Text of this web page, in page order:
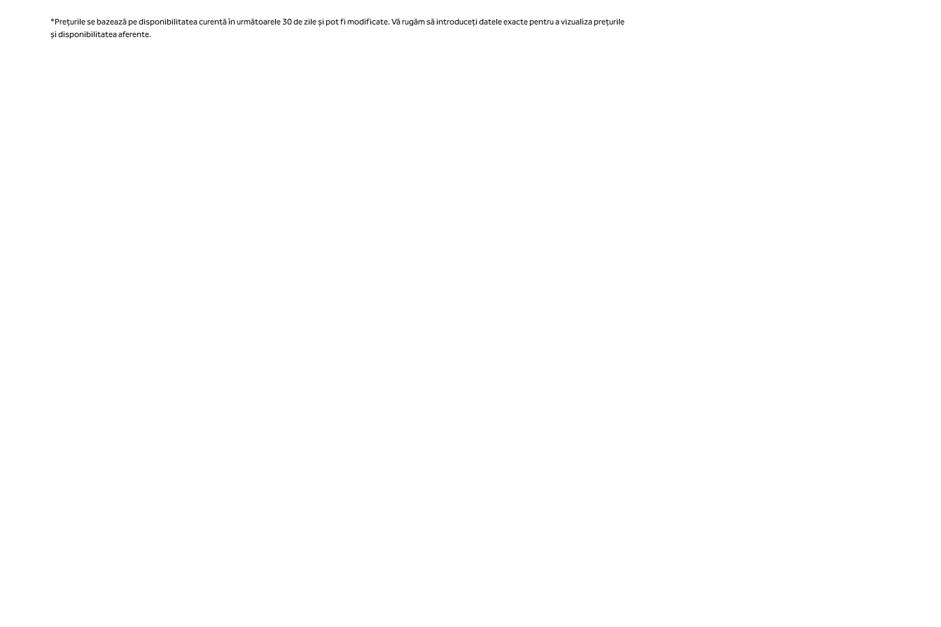
*Prețurile se bazează pe disponibilitatea curentă în următoarele 30 de zile și pot fi modificate. Vă rugăm să introduceți datele exacte pentru a vizualiza prețurile
și disponibilitatea aferente.